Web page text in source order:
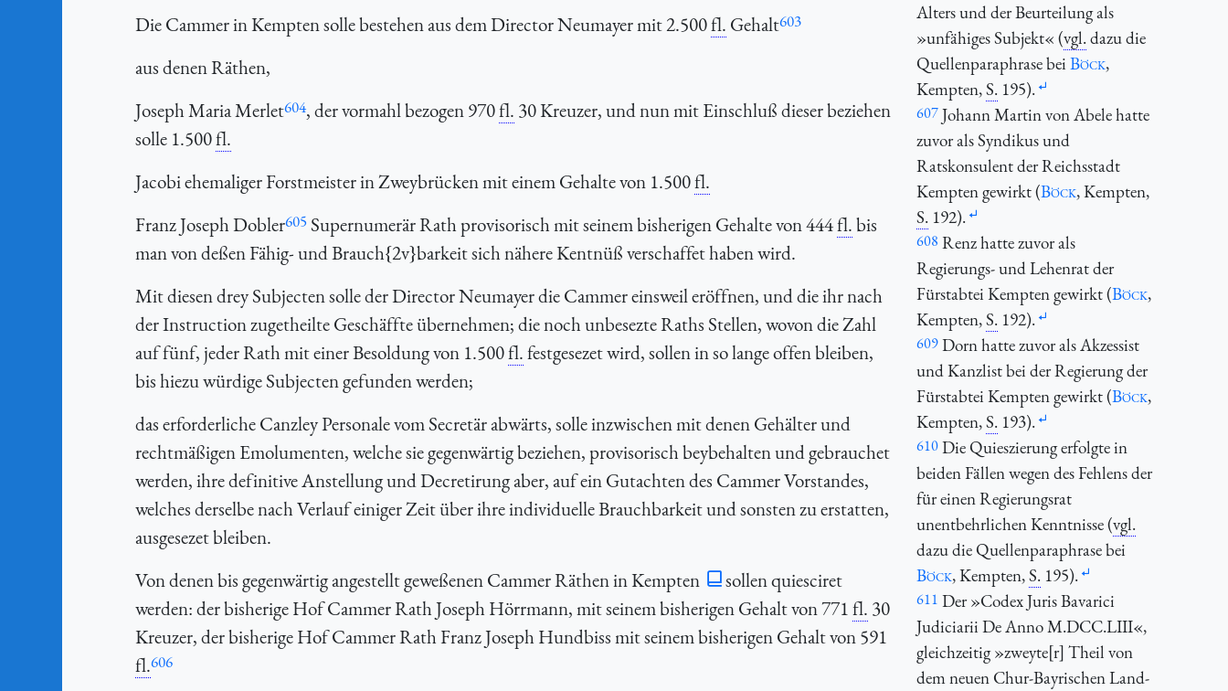
Die Cammer in Kempten solle bestehen aus dem Director Neumayer mit 2.500fl. Gehalt603
aus denen Räthen,
Joseph Maria Merlet604, der vormahl bezogen 970fl. 30 Kreuzer, und nun mit Einschluß dieser beziehen
solle 1.500fl.
Jacobi ehemaliger Forstmeister in Zweybrücken mit einem Gehalte von 1.500fl.
Franz Joseph Dobler605 Supernumerär Rath provisorisch mit seinem bisherigen Gehalte von 444fl.bis
man von deßen Fähig- und Brauch{2v}barkeit sich nähere Kentnüß verschaffet haben wird.
Mit diesen drey Subjecten solle der Director Neumayer die Cammer einsweil eröffnen, und die ihr nach
der Instruction zugetheilte Geschäffte übernehmen; die noch unbesezte Raths Stellen, wovon die Zahl
auf fünf, jeder Rath mit einer Besoldung von 1.500fl.festgesezet wird, sollen in so lange offen bleiben,
bis hiezu würdige Subjecten gefunden werden;
das erforderliche Canzley Personale vom Secretär abwärts, solle inzwischen mit denen Gehälter und
rechtmäßigen Emolumenten, welche sie gegenwärtig beziehen, provisorisch beybehalten und gebrauchet
werden, ihre definitive Anstellung und Decretirung aber, auf ein Gutachten des Cammer Vorstandes,
welches derselbe nach Verlauf einiger Zeit über ihre individuelle Brauchbarkeit und sonsten zu erstatten,
ausgesezet bleiben.
Von denen bis gegenwärtig angestellt geweßenen Cammer Räthen in Kempten
sollen quiesciret
werden: der bisherige Hof Cammer Rath Joseph Hörrmann, mit seinem bisherigen Gehalt von 771fl. 30
Kreuzer, der bisherige Hof Cammer Rath Franz Joseph Hundbiss mit seinem bisherigen Gehalt von 591
fl.606
Alters und der Beurteilung als
»unfähiges Subjekt« (vgl.dazu die
Quellenparaphrase bei Böck,
Kempten,S. 195).
607Johann Martin von Abele hatte
zuvor als Syndikus und
Ratskonsulent der Reichsstadt
Kempten gewirkt (Böck, Kempten,
S. 192).
608 Renz hatte zuvor als
Regierungs- und Lehenrat der
Fürstabtei Kempten gewirkt (Böck,
Kempten,S. 192).
609Dorn hatte zuvor als Akzessist
und Kanzlist bei der Regierung der
Fürstabtei Kempten gewirkt (Böck,
Kempten,S. 193).
610Die Quieszierung erfolgte in
beiden Fällen wegen des Fehlens der
für einen Regierungsrat
unentbehrlichen Kenntnisse (vgl.
dazu die Quellenparaphrase bei
Böck, Kempten,S. 195).
611 Der »Codex Juris Bavarici
Judiciarii De Anno M.DCC.LIII«,
gleichzeitig »zweyte[r] Theil von
dem neuen Chur-Bayrischen Land-